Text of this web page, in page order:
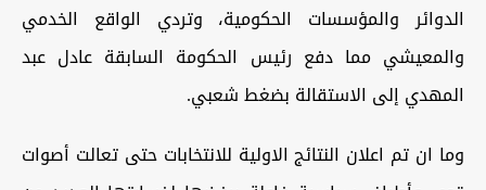
الدوائر والمؤسسات الحكومية، وتردي الواقع الخدمي
والمعيشي مما دفع رئيس الحكومة السابقة عادل عبد
المهدي إلى الاستقالة بضغط شعبي.
وما ان تم اعلان النتائج الاولية للانتخابات حتى تعالت أصوات